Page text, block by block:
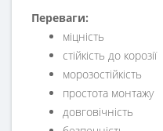
Переваги:
міцність
стійкість до корозії
морозостійкість
простота монтажу
довговічність